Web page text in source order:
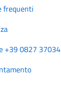
frequenti
+39 0827 37034